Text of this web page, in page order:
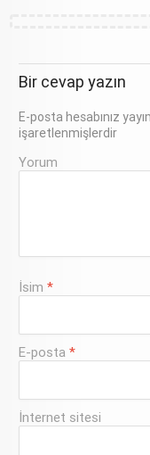
Bir cevap yazın
E-posta hesabınız
işaretlenmişlerdir
Yorum
İsim*
E-posta*
İnternet sitesi